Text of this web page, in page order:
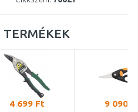
TERMÉKEK
4 699 Ft 9 090